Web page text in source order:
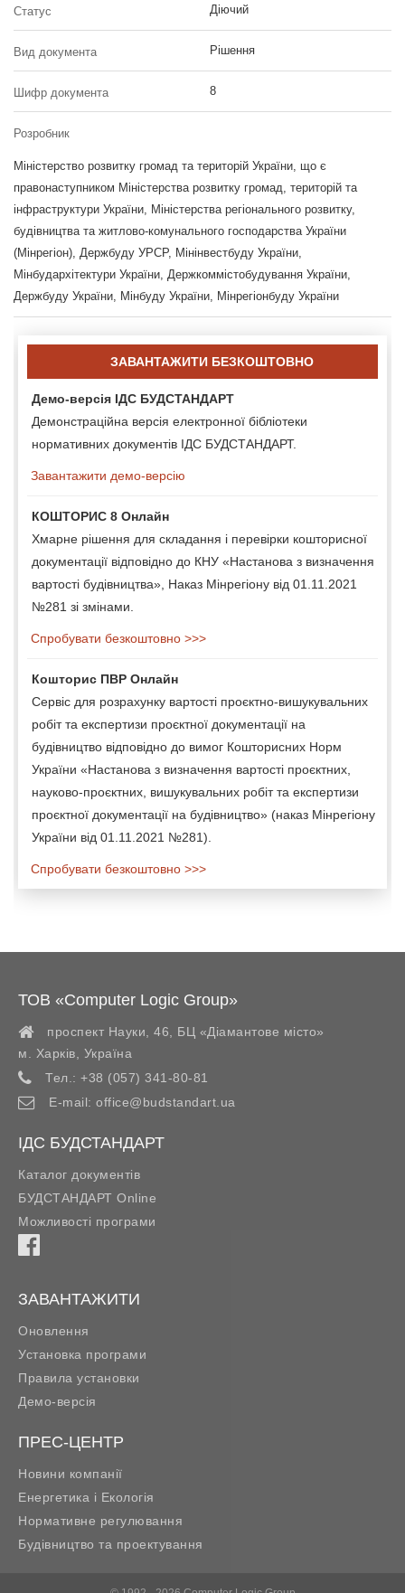
Статус Діючий
Вид документа Рішення
Шифр документа 8
Розробник
Міністерство розвитку громад та територій України, що є
правонаступником Міністерства розвитку громад, територій та
інфраструктури України, Міністерства регіонального розвитку,
будівництва та житлово-комунального господарства України
(Мінрегіон), Держбуду УРСР, Мінінвестбуду України,
Мінбудархітектури України, Держкоммістобудування України,
Держбуду України, Мінбуду України, Мінрегіонбуду України
ЗАВАНТАЖИТИ БЕЗКОШТОВНО
Демо-версія ІДС БУДСТАНДАРТ
Демонстраційна версія електронної бібліотеки
нормативних документів ІДС БУДСТАНДАРТ.
Завантажити демо-версію
КОШТОРИС 8 Онлайн
Хмарне рішення для складання і перевірки кошторисної
документації відповідно до КНУ «Настанова з визначення
вартості будівництва», Наказ Мінрегіону від 01.11.2021
№281 зі змінами.
Спробувати безкоштовно >>>
Кошторис ПВР Онлайн
Сервіс для розрахунку вартості проєктно-вишукувальних
робіт та експертизи проєктної документації на
будівництво відповідно до вимог Кошторисних Норм
України «Настанова з визначення вартості проєктних,
науково-проєктних, вишукувальних робіт та експертизи
проєктної документації на будівництво» (наказ Мінрегіону
України від 01.11.2021 №281).
Спробувати безкоштовно >>>
ТОВ «Computer Logic Group»
проспект Науки, 46, БЦ «Діамантове місто»
м. Харків
Україна
Тел.: +38 (057) 341-80-81
E-mail: office@budstandart.ua
ІДС БУДСТАНДАРТ
Каталог документів
БУДСТАНДАРТ Online
Можливості програми
ЗАВАНТАЖИТИ
Оновлення
Установка програми
Правила установки
Демо-версія
ПРЕС-ЦЕНТР
Новини компанії
Енергетика і Екологія
Нормативне регулювання
Будівництво та проектування